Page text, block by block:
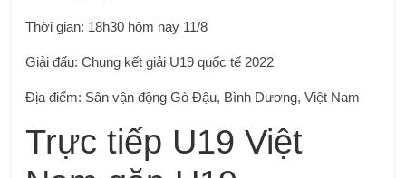
Thời gian: 18h30 hôm nay 11/8
Giải đấu: Chung kết giải U19 quốc tế 2022
Địa điểm: Sân vận động Gò Đậu, Bình Dương, Việt Nam
Trực tiếp U19 Việt